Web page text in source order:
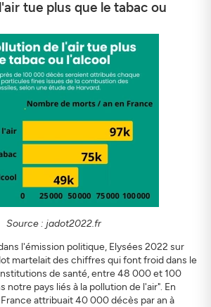
tue plus que le tabac ou
Source : jadot2022.fr
l'émission politique, Elysées 2022 sur
martelait des chiffres qui font froid dans le
de santé, entre 48 000 et 100
notre pays liés à la pollution de l'air". En
attribuait 40 000 décès par an à